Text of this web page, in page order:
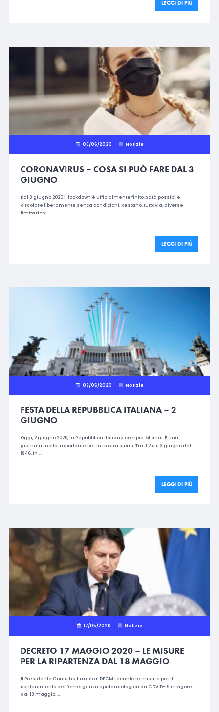
LEGGI DI PIÙ
03/06/2020 Notizie
CORONAVIRUS – COSA SI PUÒ FARE DAL 3
GIUGNO
Dal 3 giugno 2020 il lockdown è ufficialmente finito. Sarà possibile
circolare liberamente senza condizioni. Restano, tuttavia, diverse
limitazioni. …
LEGGI DI PIÙ
02/06/2020 Notizie
FESTA DELLA REPUBBLICA ITALIANA – 2
GIUGNO
Oggi, 2 giugno 2020, la Repubblica Italiana compie 74 anni. È una
giornata molto importante per la nostra storia. Tra il 2 e il 3 giugno del
1946, in …
LEGGI DI PIÙ
17/05/2020 Notizie
DECRETO 17 MAGGIO 2020 – LE MISURE
PER LA RIPARTENZA DAL 18 MAGGIO
Il Presidente Conte ha firmato il DPCM recante le misure per il
contenimento dell’emergenza epidemiologica da COVID-19 in vigore
dal 18 maggio. …